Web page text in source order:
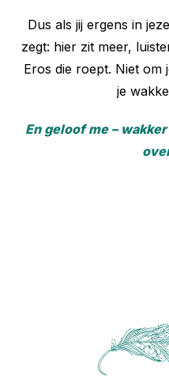
Dus als jij ergens in
zegt: hier zit meer,
Eros die roept. Niet om
je
En geloof me –